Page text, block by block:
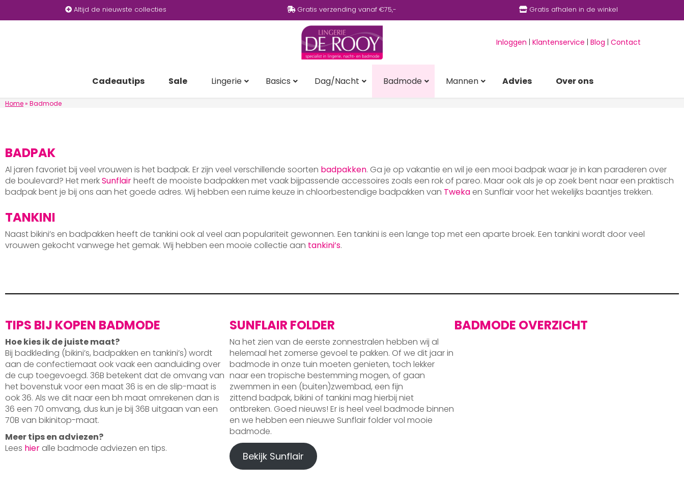
Altijd de nieuwste collecties Gratis verzending vanaf €75,- Gratis afhalen in de winkel
Inloggen Klantenservice Blog Contact
Cadeautips Sale Lingerie Basics Dag/Nacht Badmode Mannen Advies Over ons
Home» Badmode
BADPAK
Al jaren favoriet bij veel vrouwen is het badpak. Er zijn veel verschillende soorten badpakken. Ga je op vakantie en wil je een mooi badpak waar je in kan paraderen over
de boulevard? Het merkSunflairheeft de mooiste badpakken met vaak bijpassende accessoires zoals een rok of pareo. Maar ook als je op zoek bent naar een praktisch
badpak bent je bij ons aan het goede adres. Wij hebben een ruime keuze in chloorbestendige badpakken van Tweka en Sunflair voor het wekelijks baantjes trekken.
TANKINI
Naast bikini’s en badpakken heeft de tankini ook al veel aan populariteit gewonnen. Een tankini is een lange top met een aparte broek. Een tankini wordt door veel
vrouwen gekocht vanwege het gemak. Wij hebben een mooie collectie aan tankini’s.
TIPS BIJ KOPEN BADMODE
Hoe kies ik de juiste maat?
Bij badkleding (bikini’s, badpakken en tankini’s) wordt
aan de confectiemaat ook vaak een aanduiding over
de cup toegevoegd. 36B betekent dat de omvang van
het bovenstuk voor een maat 36 is en de slip-maat is
ook 36. Als we dit naar een bh maat omrekenen dan is
36 een 70 omvang, dus kun je bij 36B uitgaan van een
70B van bikinitop-maat.
Meer tips en adviezen?
Lees hier alle badmode adviezen en tips.
SUNFLAIR FOLDER
Na het zien van de eerste zonnestralen hebben wij al
helemaal het zomerse gevoel te pakken. Of we dit jaar in
badmode in onze tuin moeten genieten, toch lekker
naar een tropische bestemming mogen, of gaan
zwemmen in een (buiten)zwembad, een fijn
zittend badpak, bikini of tankini mag hierbij niet
ontbreken. Goed nieuws! Er is heel veel badmode binnen
en we hebben een nieuwe Sunflair folder vol mooie
badmode.
Bekijk Sunflair
BADMODE OVERZICHT